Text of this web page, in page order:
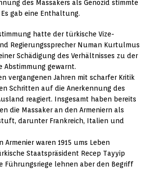
des Massakers als Genozid stimmte
gab eine Enthaltung.
hatte der türkische Vize-
Regierungssprecher Numan Kurtulmus
Schädigung des Verhältnisses zu der
Abstimmung gewarnt.
vergangenen Jahren mit scharfer Kritik
Schritten auf die Anerkennung des
reagiert. Insgesamt haben bereits
die Massaker an den Armeniern als
darunter Frankreich, Italien und
Armenier waren 1915 ums Leben
Staatspräsident Recep Tayyip
Führungsriege lehnen aber den Begriff